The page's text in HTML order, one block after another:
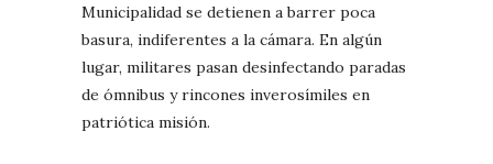
Municipalidad se detienen a barrer poca
basura, indiferentes a la cámara. En algún
lugar, militares pasan desinfectando paradas
de ómnibus y rincones inverosímiles en
patriótica misión.